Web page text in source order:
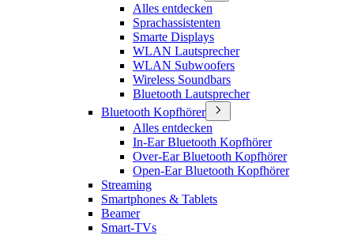
Alles entdecken
Sprachassistenten
Smarte Displays
WLAN Lautsprecher
WLAN Subwoofers
Wireless Soundbars
Bluetooth Lautsprecher
Bluetooth Kopfhörer
Alles entdecken
In-Ear Bluetooth Kopfhörer
Over-Ear Bluetooth Kopfhörer
Open-Ear Bluetooth Kopfhörer
Streaming
Smartphones & Tablets
Beamer
Smart-TVs